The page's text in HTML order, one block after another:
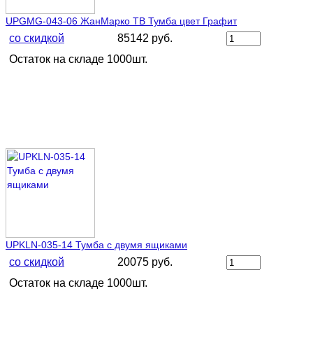
UPGMG-043-06 ЖанМарко ТВ Тумба цвет Графит
со скидкой
85142 руб.
Остаток на складе 1000шт.
UPKLN-035-14 Тумба с двумя ящиками
со скидкой
20075 руб.
Остаток на складе 1000шт.